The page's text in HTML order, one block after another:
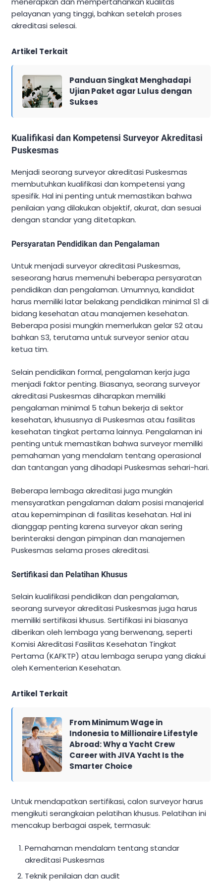
pelayanan yang tinggi, bahkan setelah proses
akreditasi selesai.
Artikel Terkait
Panduan Singkat Menghadapi
Ujian Paket agar Lulus dengan
Sukses
Kualifikasi dan Kompetensi Surveyor Akreditasi
Puskesmas
Menjadi seorang surveyor akreditasi Puskesmas
membutuhkan kualifikasi dan kompetensi yang
spesifik. Hal ini penting untuk memastikan bahwa
penilaian yang dilakukan objektif, akurat, dan sesuai
dengan standar yang ditetapkan.
Persyaratan Pendidikan dan Pengalaman
Untuk menjadi surveyor akreditasi Puskesmas,
seseorang harus memenuhi beberapa persyaratan
pendidikan dan pengalaman. Umumnya, kandidat
harus memiliki latar belakang pendidikan minimal S1 di
bidang kesehatan atau manajemen kesehatan.
Beberapa posisi mungkin memerlukan gelar S2 atau
bahkan S3, terutama untuk surveyor senior atau
ketua tim.
Selain pendidikan formal, pengalaman kerja juga
menjadi faktor penting. Biasanya, seorang surveyor
akreditasi Puskesmas diharapkan memiliki
pengalaman minimal 5 tahun bekerja di sektor
kesehatan, khususnya di Puskesmas atau fasilitas
kesehatan tingkat pertama lainnya. Pengalaman ini
penting untuk memastikan bahwa surveyor memiliki
pemahaman yang mendalam tentang operasional
dan tantangan yang dihadapi Puskesmas sehari-hari.
Beberapa lembaga akreditasi juga mungkin
mensyaratkan pengalaman dalam posisi manajerial
atau kepemimpinan di fasilitas kesehatan. Hal ini
dianggap penting karena surveyor akan sering
berinteraksi dengan pimpinan dan manajemen
Puskesmas selama proses akreditasi.
Sertifikasi dan Pelatihan Khusus
Selain kualifikasi pendidikan dan pengalaman,
seorang surveyor akreditasi Puskesmas juga harus
memiliki sertifikasi khusus. Sertifikasi ini biasanya
diberikan oleh lembaga yang berwenang, seperti
Komisi Akreditasi Fasilitas Kesehatan Tingkat
Pertama (KAFKTP) atau lembaga serupa yang diakui
oleh Kementerian Kesehatan.
Artikel Terkait
From Minimum Wage in
Indonesia to Millionaire Lifestyle
Abroad: Why a Yacht Crew
Career with JIVA Yacht Is the
Smarter Choice
Untuk mendapatkan sertifikasi, calon surveyor harus
mengikuti serangkaian pelatihan khusus. Pelatihan ini
mencakup berbagai aspek, termasuk:
Pemahaman mendalam tentang standar
akreditasi Puskesmas
Teknik penilaian dan audit